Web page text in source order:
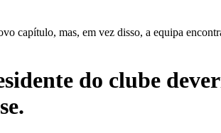
capítulo, mas, em vez disso, a equipa
do clube